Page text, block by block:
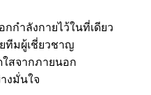
กำลังกายไว้ในที่เดียว
ทีมผู้เชี่ยวชาญ
สจากภายนอก
งมั่นใจ